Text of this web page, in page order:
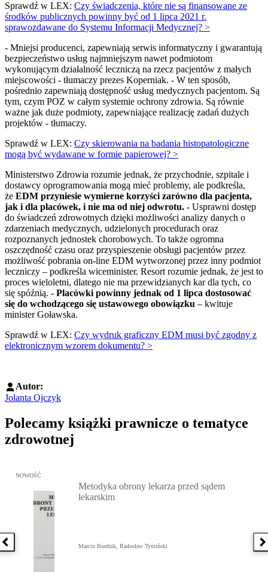
Sprawdź w LEX: Czy świadczenia, które nie są finansowane ze
środków publicznych powinny być od 1 lipca 2021 r.
sprawozdawane do Systemu Informacji Medycznej? >
- Mniejsi producenci, zapewniają serwis informatyczny i gwarantują
bezpieczeństwo usług najmniejszym nawet podmiotom
wykonującym działalność leczniczą na rzecz pacjentów z małych
miejscowości - tłumaczy prezes Koperniak. - W ten sposób,
pośrednio zapewniają dostępność usług medycznych pacjentom. Są
tym, czym POZ w całym systemie ochrony zdrowia. Są równie
ważne jak duże podmioty, zapewniające realizację zadań dużych
projektów - tłumaczy.
Sprawdź w LEX: Czy skierowania na badania histopatologiczne
mogą być wydawane w formie papierowej? >
Ministerstwo Zdrowia rozumie jednak, że przychodnie, szpitale i
dostawcy oprogramowania mogą mieć problemy, ale podkreśla,
że EDM przyniesie wymierne korzyści zarówno dla pacjenta,
jak i dla placówek, i nie ma od niej odwrotu. - Usprawni dostęp
do świadczeń zdrowotnych dzięki możliwości analizy danych o
zdarzeniach medycznych, udzielonych procedurach oraz
rozpoznanych jednostek chorobowych. To także ogromna
oszczędność czasu oraz przyspieszenie obsługi pacjentów przez
możliwość pobrania on-line EDM wytworzonej przez inny podmiot
leczniczy – podkreśla wiceminister. Resort rozumie jednak, że jest to
proces wieloletni, dlatego nie ma przewidzianych kar dla tych, co
się spóźnią. - Placówki powinny jednak od 1 lipca dostosować
się do wchodzącego się ustawowego obowiązku – kwituje
minister Goławska.
Sprawdź w LEX: Czy wydruk graficzny EDM musi być zgodny z
elektronicznym wzorem dokumentu? >
Autor:
Jolanta Ojczyk
Polecamy książki prawnicze o tematyce
zdrowotnej
Poprzednia książka
Przejdź do: Metodyka obrony lekarza przed sądem lekarskim,
NOWOŚĆ
Metodyka obrony lekarza przed sądem
lekarskim
Marcin Burdzik, Radosław Tymiński